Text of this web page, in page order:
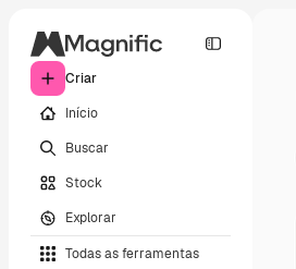
Criar
Início
Buscar
Stock
Explorar
Todas as ferramentas